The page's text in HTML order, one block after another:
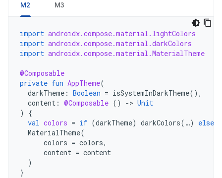
M2 M3
import androidx.compose.material.lightColors
import androidx.compose.material.darkColors
import androidx.compose.material.MaterialTheme
@Composable
private fun AppTheme(
darkTheme : Boolean = isSystemInDarkTheme(),
content : @Composable () -> Unit
)
{
val colors = if (darkTheme) darkColors( …) else
MaterialTheme(
colors = colors,
content = content
)
}